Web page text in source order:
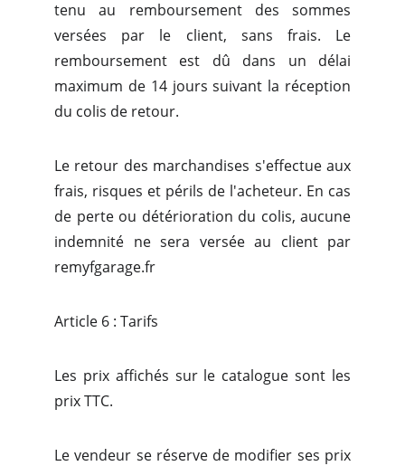
tenu au remboursement des sommes
versées par le client, sans frais. Le
remboursement est dû dans un délai
maximum de 14 jours suivant la réception
du colis de retour.
Le retour des marchandises s'effectue aux
frais, risques et périls de l'acheteur. En cas
de perte ou détérioration du colis, aucune
indemnité ne sera versée au client par
remyfgarage.fr
Article 6 : Tarifs
Les prix affichés sur le catalogue sont les
prix TTC.
Le vendeur se réserve de modifier ses prix